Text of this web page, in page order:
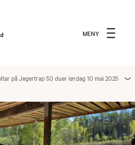
MENY
på Jegertrap 50 duer lørdag 10 mai 2025